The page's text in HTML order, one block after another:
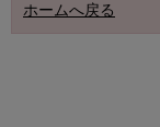
ホームへ戻る